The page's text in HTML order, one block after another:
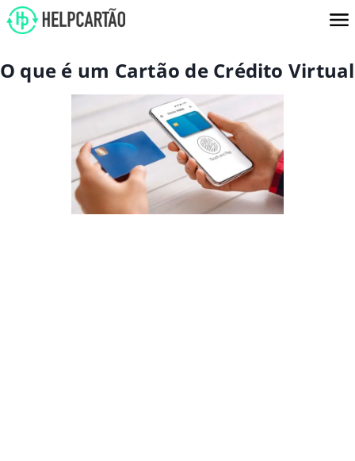
O que é um Cartão de Crédito Virtual